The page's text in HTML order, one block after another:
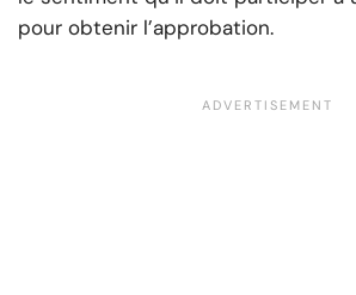
pour obtenir l’approbation.